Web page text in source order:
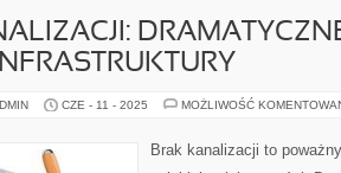
CZE - 11 - 2025 MOŻLIWOŚĆ
Brak kanalizacji to